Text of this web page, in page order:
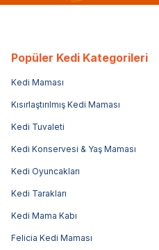
Popüler Kedi Kategorileri
Kedi Maması
Kısırlaştırılmış Kedi Maması
Kedi Tuvaleti
Kedi Konservesi & Yaş Maması
Kedi Oyuncakları
Kedi Tarakları
Kedi Mama Kabı
Felicia Kedi Maması